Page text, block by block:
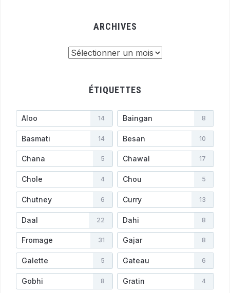
ARCHIVES
ÉTIQUETTES
Aloo 14 Baingan 8
Basmati 14 Besan 10
Chana 5 Chawal 17
Chole 4 Chou 5
Chutney 6 Curry 13
Daal 22 Dahi 8
Fromage 31 Gajar 8
Galette 5 Gateau 6
Gobhi 8 Gratin 4